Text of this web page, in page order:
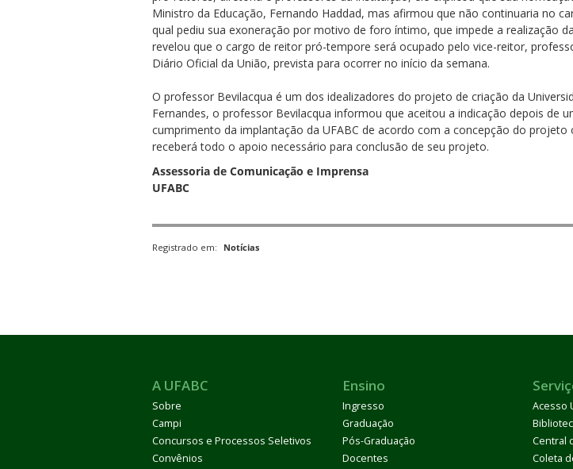
Ministro da Educação, Fernando Haddad, mas afirmou que não continuaria no
qual pediu sua exoneração por motivo de foro íntimo, que impede a realização
revelou que o cargo de reitor pró-tempore será ocupado pelo vice-reitor,
Diário Oficial da União, prevista para ocorrer no início da semana.
O professor Bevilacqua é um dos idealizadores do projeto de criação da
Fernandes, o professor Bevilacqua informou que aceitou a indicação depois de
cumprimento da implantação da UFABC de acordo com a concepção do
receberá todo o apoio necessário para conclusão de seu projeto.
Assessoria de Comunicação e Imprensa
UFABC
Registrado em: Notícias
A UFABC
Sobre
Campi
Concursos e Processos Seletivos
Convênios
Ensino
Ingresso
Graduação
Pós-Graduação
Docentes
Acesso
Central
Coleta